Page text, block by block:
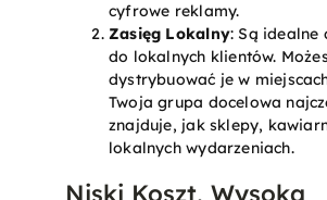
cyfrowe reklamy.
Zasięg Lokalny: Są idealne
do lokalnych klientów.
dystrybuować je w
Twoja grupa docelowa
znajduje, jak sklepy,
lokalnych wydarzeniach.
Niski Koszt, Wysoka